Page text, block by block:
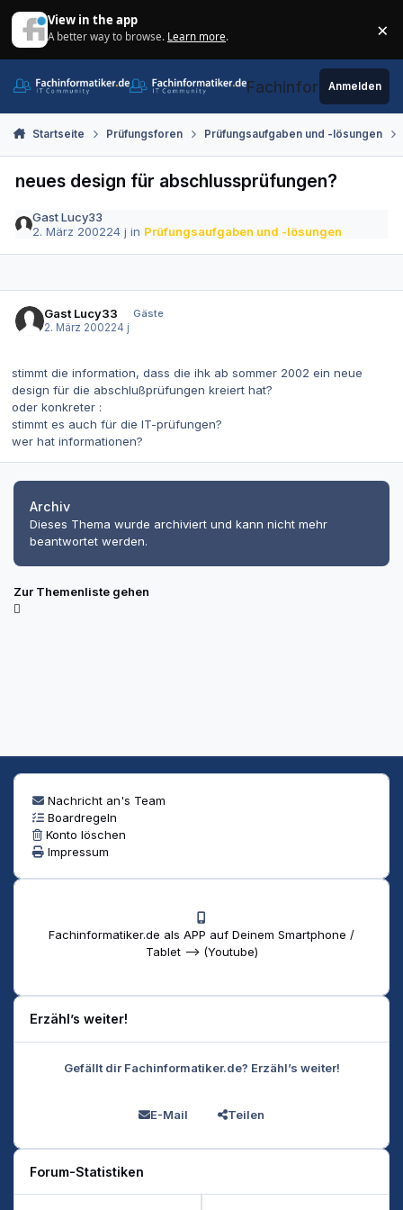
View in the app
A better way to browse. Learn more. ×
Fachinformatiker.de
Anmelden
Startseite Prüfungsforen Prüfungsaufgaben und -lösungen
neues design für abschlussprüfungen?
Gast Lucy33
2. März 200224 j in Prüfungsaufgaben und -lösungen
Gast Lucy33
Gäste
2. März 200224 j
stimmt die information, dass die ihk ab sommer 2002 ein neue
design für die abschlußprüfungen kreiert hat?
oder konkreter :
stimmt es auch für die IT-prüfungen?
wer hat informationen?
Archiv
Dieses Thema wurde archiviert und kann nicht mehr
beantwortet werden.
Zur Themenliste gehen
Nachricht an's Team
Boardregeln
Konto löschen
Impressum
Fachinformatiker.de als APP auf Deinem Smartphone /
Tablet --> (Youtube)
Erzähl’s weiter!
Gefällt dir Fachinformatiker.de? Erzähl’s weiter!
E-Mail Teilen
Forum-Statistiken